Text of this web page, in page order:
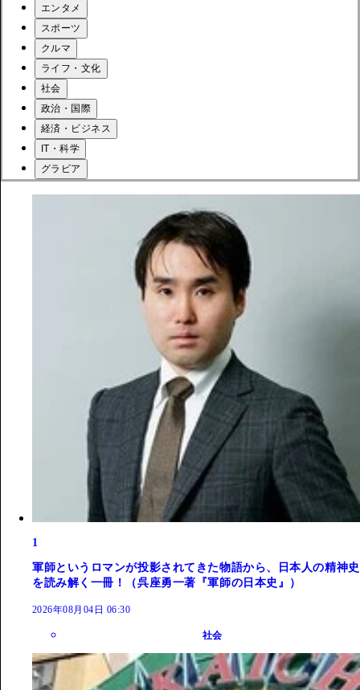
エンタメ
スポーツ
クルマ
ライフ・文化
社会
政治・国際
経済・ビジネス
IT・科学
グラビア
1
軍師というロマンが投影されてきた物語から、日本人の精神史
を読み解く一冊！（呉座勇一著『軍師の日本史』）
2026年08月04日 06:30
社会